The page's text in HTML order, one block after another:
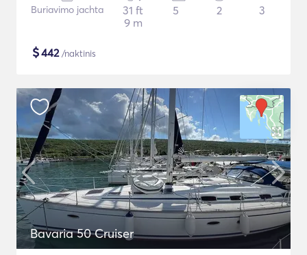
Buriavimo jachta
31 ft
9 m
5 2 3
$442/naktinis
Bavaria 50 Cruiser